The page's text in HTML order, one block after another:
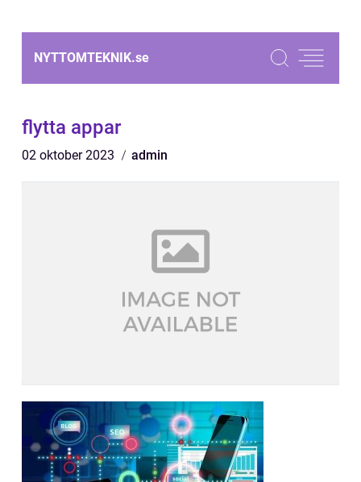
NYTTOMTEKNIK.se
flytta appar
02 oktober 2023 admin